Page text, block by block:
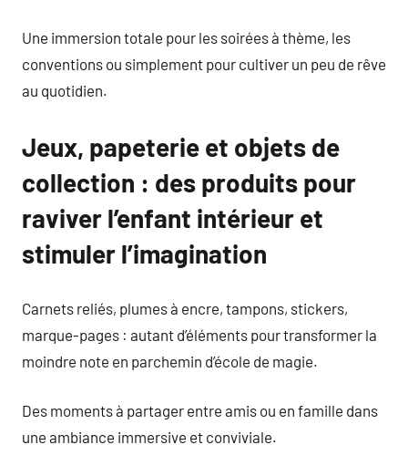
Une immersion totale pour les soirées à thème, les
conventions ou simplement pour cultiver un peu de rêve
au quotidien.
Jeux, papeterie et objets de
collection : des produits pour
raviver l’enfant intérieur et
stimuler l’imagination
Carnets reliés, plumes à encre, tampons, stickers,
marque-pages : autant d’éléments pour transformer la
moindre note en parchemin d’école de magie.
Des moments à partager entre amis ou en famille dans
une ambiance immersive et conviviale.